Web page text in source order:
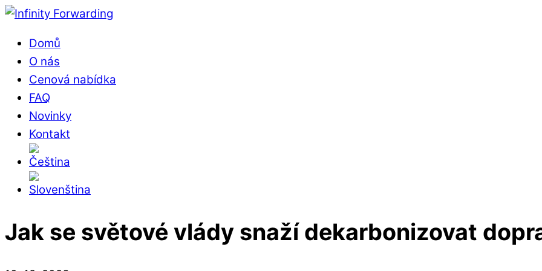
Skip
content
Menu
Domů
O nás
Cenová nabídka
FAQ
Novinky
Kontakt
Menu
Jak se světové vlády snaží dekarbonizovat